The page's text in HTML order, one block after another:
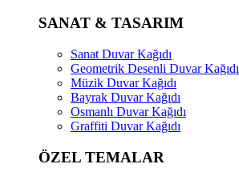
SANAT & TASARIM
Sanat Duvar Kağıdı
Geometrik Desenli Duvar Kağıdı
Müzik Duvar Kağıdı
Bayrak Duvar Kağıdı
Osmanlı Duvar Kağıdı
Graffiti Duvar Kağıdı
ÖZEL TEMALAR